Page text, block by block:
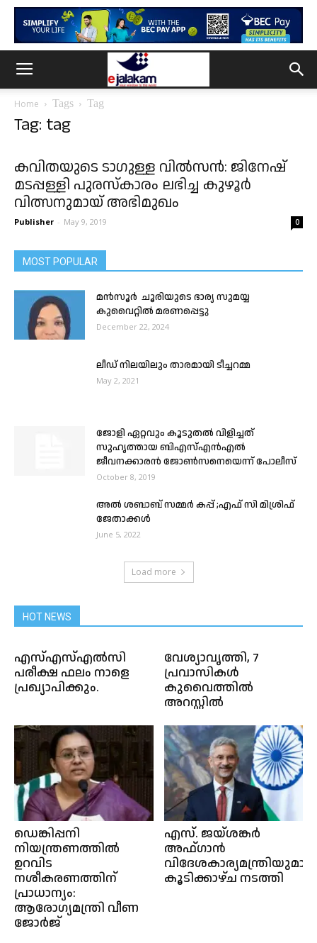
Home Tags Tag
Tag: tag
കവിതയുടെ ടാഗുള്ള വിൽസൻ: ജിനേഷ്
മടപ്പള്ളി പുരസ്കാരം ലഭിച്ച കുഴൂർ
വിത്സനുമായ് അഭിമുഖം
Publisher - May 9, 2019 0
MOST POPULAR
മൻസൂർ ചൂരിയുടെ ഭാര്യ സുമയ്യ
കുവൈറ്റിൽ മരണപ്പെട്ടു
December 22, 2024
ലീഡ് നിലയിലും താരമായി ടീച്ചറമ്മ
May 2, 2021
ജോളി ഏറ്റവും കൂടുതൽ വിളിച്ചത്
സുഹൃത്തായ ബിഎസ്എൻഎൽ
ജീവനക്കാരൻ ജോൺസനെയെന്ന് പോലീസ്
October 8, 2019
അൽ ശബാബ് സമ്മർ കപ്പ്‌ ;എഫ്‌ സി മിശ്രിഫ്
ജേതാക്കൾ
June 5, 2022
Load more
HOT NEWS
എസ്എസ്എൽസി
പരീക്ഷ ഫലം നാളെ
പ്രഖ്യാപിക്കും.
വേശ്യാവൃത്തി, 7
പ്രവാസികൾ
കുവൈത്തിൽ
അറസ്റ്റിൽ
ഡെങ്കിപ്പനി
നിയന്ത്രണത്തിൽ
ഉറവിട
നശീകരണത്തിന്
പ്രാധാന്യം:
ആരോഗ്യമന്ത്രി വീണ
ജോർജ്
എസ്. ജയ്‌ശങ്കർ
അഫ്ഗാന്‍
കൂടിക്കാഴ്ച നടത്തി